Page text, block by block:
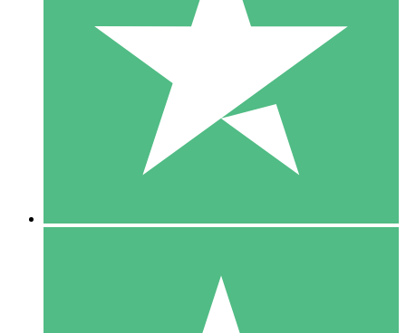
Pague conforme o uso com créditos de download. Sem
1000
10 Downloads
20 00